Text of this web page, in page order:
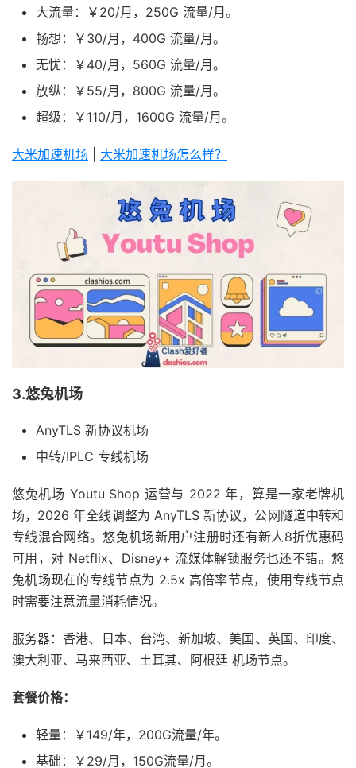
大流量：￥20/月，250G 流量/月。
畅想：￥30/月，400G 流量/月。
无忧：￥40/月，560G 流量/月。
放纵：￥55/月，800G 流量/月。
超级：￥110/月，1600G 流量/月。
大米加速机场 大米加速机场怎么样？
3.悠兔机场
AnyTLS 新协议机场
中转/IPLC 专线机场
悠兔机场 Youtu Shop 运营与 2022 年，算是一家老牌机
场，2026 年全线调整为 AnyTLS 新协议，公网隧道中转和
专线混合网络。悠兔机场新用户注册时还有新人8折优惠码
可用，对 Netflix、Disney+ 流媒体解锁服务也还不错。悠
兔机场现在的专线节点为 2.5x 高倍率节点，使用专线节点
时需要注意流量消耗情况。
服务器：香港、日本、台湾、新加坡、美国、英国、印度、
澳大利亚、马来西亚、土耳其、阿根廷 机场节点。
套餐价格：
轻量：￥149/年，200G流量/年。
基础：￥29/月，150G流量/月。